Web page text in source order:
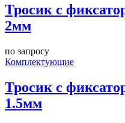
Тросик с
2мм
по запросу
Комплектующие
Тросик с
1.5мм